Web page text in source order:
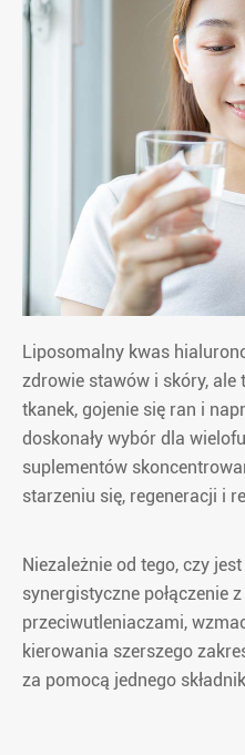
Liposomalny kwas
zdrowie stawów i skóry, ale
tkanek, gojenie się ran i
doskonały wybór dla
suplementów
starzeniu się, regeneracji i
Niezależnie od tego, czy
synergistyczne połączenie
przeciwutleniaczami,
kierowania szerszego
za pomocą jednego